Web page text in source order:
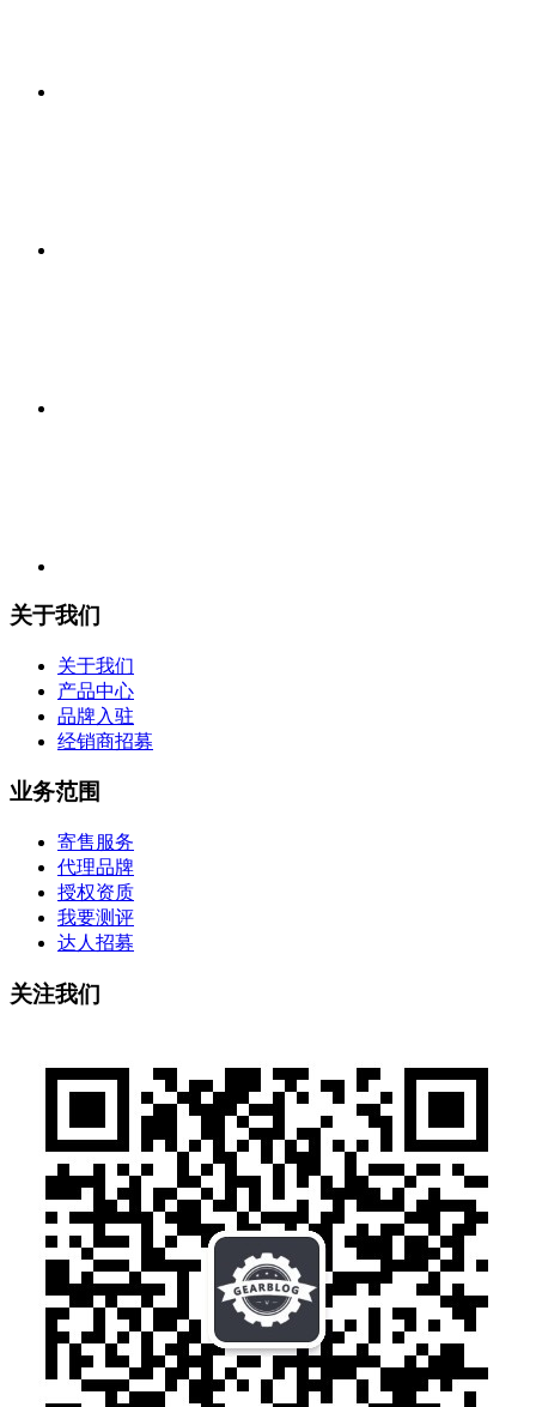
关于我们
关于我们
产品中心
品牌入驻
经销商招募
业务范围
寄售服务
代理品牌
授权资质
我要测评
达人招募
关注我们